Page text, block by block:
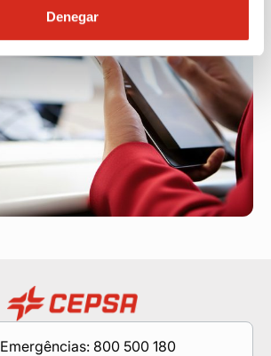
Denegar
Emergências: 800 500 180